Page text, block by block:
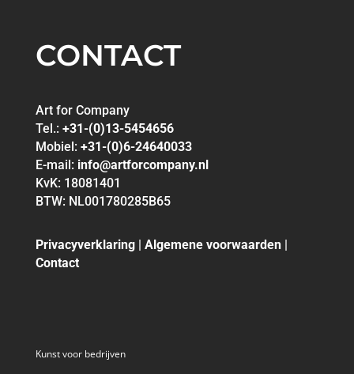
CONTACT
Art for Company
Tel.: +31-(0)13-5454656
Mobiel: +31-(0)6-24640033
E-mail: info@artforcompany.nl
KvK: 18081401
BTW: NL001780285B65
Privacyverklaring| Algemene voorwaarden|
Contact
Kunst voor bedrijven